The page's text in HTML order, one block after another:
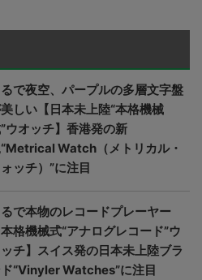
るで夜空、パープルの多層文字盤
しい【日本未上陸“本格機械
ウオッチ】香港発の新
Watch（メトリカル・
ッチ）”に注目
るで本物のレコードプレーヤー
本格機械式“アナログレコード”ウ
チ】スイス発の日本未上陸ブラ
ド“Vinyler Watches”に注目